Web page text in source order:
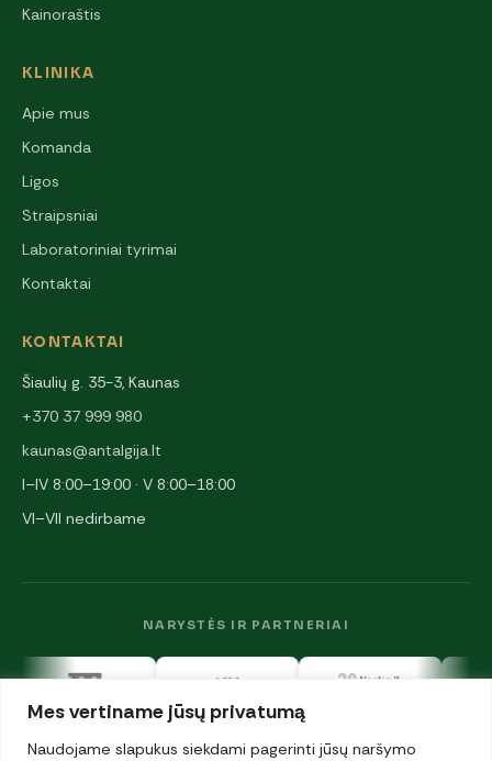
Mes vertiname jūsų privatumą
Naudojame slapukus siekdami pagerinti jūsų naršymo
Kainoraštis
KLINIKA
Apie mus
Komanda
Ligos
Straipsniai
Laboratoriniai tyrimai
Kontaktai
KONTAKTAI
Šiaulių g. 35-3, Kaunas
+370 37 999 980
kaunas@antalgija.lt
I–IV 8:00–19:00 · V 8:00–18:00
VI–VII nedirbame
NARYSTĖS IR PARTNERIAI